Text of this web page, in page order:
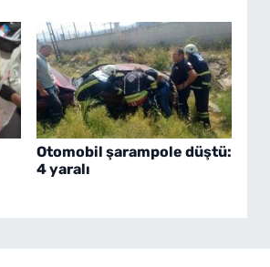
Otomobil şarampole düştü:
4 yaralı